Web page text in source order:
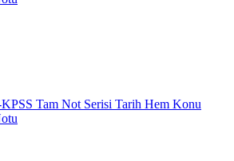
KPSS Tam Not Serisi Tarih Hem Konu